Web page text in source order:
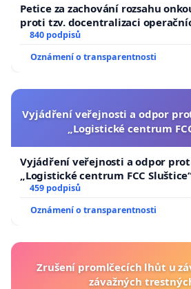
Petice za zachování rozsahu
proti tzv. docentralizaci
840 podpisů
Oznámení o transparentnosti
Vyjádření veřejnosti a odpor
„Logistické centrum
Vyjádření veřejnosti a odpor
„Logistické centrum FCC
459 podpisů
Oznámení o transparentnosti
Zrušení promlčecích lhůt u
závažných